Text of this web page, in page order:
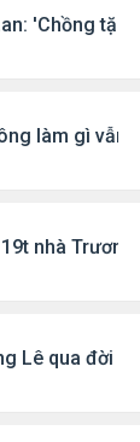
'Chồng
làm gì vẫn
nhà Trương
Lê qua đời